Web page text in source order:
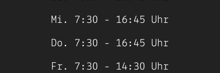
Mi . 7 : 30 - 16 : 45 Uhr
Do . 7 : 30 - 16 : 45 Uhr
Fr . 7 : 30 - 14 : 30 Uhr